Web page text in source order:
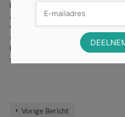
binnenkrijgt. Vervolgens kun je
aanvullen met een speciaal dieet of
volledige voedingspatroon te
Orijen hondenvoer
, voor een
hondenvoeding. Zo zorg jij voor een
gelukkige hond!
Vorige Bericht